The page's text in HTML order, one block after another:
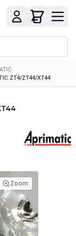
ZT4/ZT44/XT44
Zoom